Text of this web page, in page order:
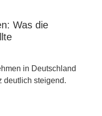
Was die
in Deutschland
deutlich steigend.